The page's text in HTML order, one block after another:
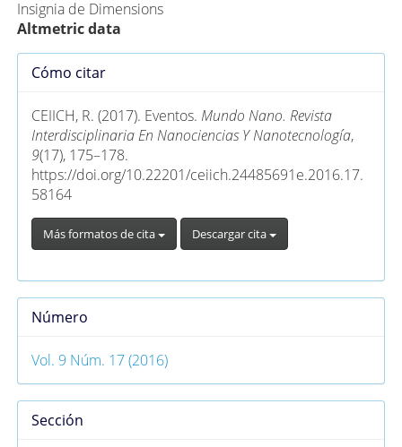
Insignia de Dimensions
Altmetric data
Detalles
artículo
Cómo citar
CEIICH, R. (2017). Eventos. Mundo Nano. Revista
Interdisciplinaria En Nanociencias Y Nanotecnología,
9(17), 175–178.
https://doi.org/10.22201/ceiich.24485691e.2016.17.
58164
Más formatos de cita Descargar cita
Número
Vol. 9 Núm. 17 (2016)
Sección